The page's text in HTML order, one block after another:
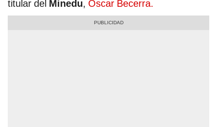
titular del Minedu, Óscar Becerra.